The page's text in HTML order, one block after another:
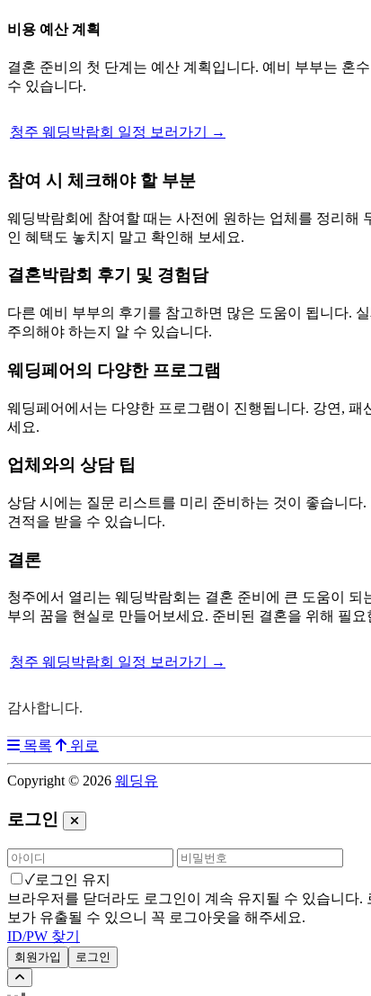
비용 예산 계획
결혼 준비의 첫 단계는 예산 계획입니다. 예비 부부는 혼
수 있습니다.
청주 웨딩박람회 일정 보러가기 →
참여 시 체크해야 할 부분
웨딩박람회에 참여할 때는 사전에 원하는 업체를 정리해
인 혜택도 놓치지 말고 확인해 보세요.
결혼박람회 후기 및 경험담
다른 예비 부부의 후기를 참고하면 많은 도움이 됩니다.
주의해야 하는지 알 수 있습니다.
웨딩페어의 다양한 프로그램
웨딩페어에서는 다양한 프로그램이 진행됩니다. 강연,
세요.
업체와의 상담 팁
상담 시에는 질문 리스트를 미리 준비하는 것이 좋습니
견적을 받을 수 있습니다.
결론
청주에서 열리는 웨딩박람회는 결혼 준비에 큰 도움이
부의 꿈을 현실로 만들어보세요. 준비된 결혼을 위해 필
청주 웨딩박람회 일정 보러가기 →
감사합니다.
목록 위로
Copyright © 2026 웨딩유
로그인
✓로그인 유지
브라우저를 닫더라도 로그인이 계속 유지될 수 있습니다
보가 유출될 수 있으니 꼭 로그아웃을 해주세요.
ID/PW 찾기
회원가입 로그인